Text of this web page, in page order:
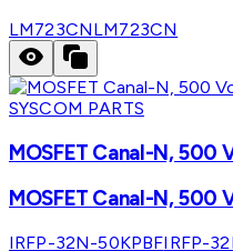
LM723CNLM723CN
SYSCOM PARTS
MOSFET Canal-N, 500
MOSFET Canal-N, 500
IRFP-32N-50KPBFIRFP-